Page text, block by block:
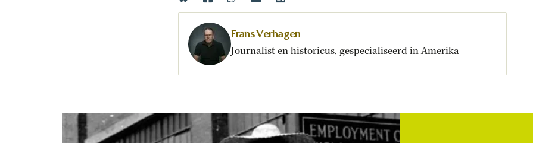
Frans Verhagen
Journalist en historicus, gespecialiseerd in Amerika